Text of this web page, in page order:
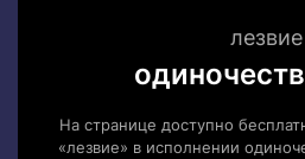
лезвие
На странице доступно
«лезвие» в исполнении